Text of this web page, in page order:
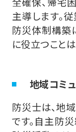
主導します。
防災体制構築
に役立つこと
地域コミ
防災士は、地
です。自主防